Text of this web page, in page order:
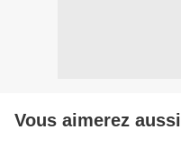
Vous aimerez aussi